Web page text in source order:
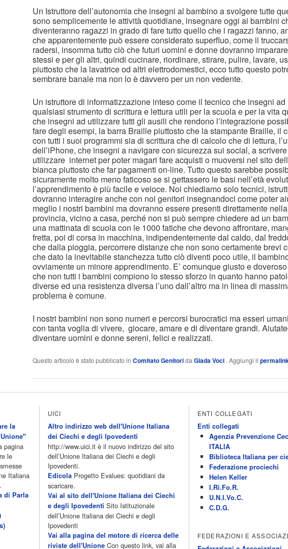
Un Istruttore dell’autonomia che insegni al bambino a svolgere tutte
sono semplicemente le attività quotidiane, insegnare oggi ai bambini
diventeranno ragazzi in grado di fare tutto quello che i ragazzi fanno,
che apparentemente può essere considerato superfluo, come il
radersi, insomma tutto ciò che futuri uomini e donne dovranno
stessi e per gli altri, quindi cucinare, riordinare, stirare, pulire, lavare,
piuttosto che la lavatrice od altri elettrodomestici, ecco tutto questo
sembrare banale ma non lo è davvero per un non vedente.
Un istruttore di informatizzazione inteso come il tecnico che insegni ad
qualsiasi strumento di scrittura e lettura utili per la scuola e per la vita
che insegni ad utilizzare tutti gli ausili che rendono l’integrazione
fare degli esempi, la barra Braille piuttosto che la stampante Braille, il
con tutti i suoi programmi sia di scrittura che di calcolo che di lettura,
dell’iPhone, che insegni a navigare con sicurezza sui social, a
utilizzare internet per poter magari fare acquisti o muoversi nel sito
bianca piuttosto che far pagamenti on-line. Tutto questo sarebbe
sicuramente molto meno faticoso se si gettassero le basi nell’età
l’apprendimento è più facile e veloce. Noi chiediamo solo tecnici,
dovranno interagire anche con noi genitori insegnandoci come poter
meglio i nostri bambini ma dovranno essere presenti direttamente
provincia, vicino a casa, perché non si può sempre chiedere ad un
una mattinata di scuola con le 1000 fatiche che devono affrontare,
fretta, poi di corsa in macchina, indipendentemente dal caldo, dal
che dalla pioggia, percorrere distanze che non sono certamente brevi
che dato la inevitabile stanchezza tutto ciò diventi poco utile, il
ovviamente un minore apprendimento. E’ comunque giusto e
che non tutti i bambini compiono lo stesso sforzo in quanto hanno
diverse ed una resistenza diversa l’uno dall’altro ma in linea di
problema è comune.
I nostri bambini non sono numeri e percorsi burocratici ma esseri
con tanta voglia di vivere, giocare, amare e di diventare grandi.
diventare uomini e donne sereni, felici e realizzati.
Questo articolo è stato pubblicato in Comitato Genitorida Giada Voci . Aggiungi il
la
pagina
le
Italiana
di Parla
UICI
Altro indirizzo web dell'Unione Italiana
dei Ciechi e degli Ipovedenti
http://www.uici.it è il nuovo indirizzo del sito
dell’Unione Italiana dei Ciechi e degli
Ipovedenti.
Edicola Progetto Evalues: quotidiani da
scaricare.
Vai al sito dell'Unione Italiana dei Ciechi
e degli Ipovedenti Sito Istituzionale
dell’Unione Italiana dei Ciechi e degli
Ipovedenti
Vai alla pagina del motore di ricerca delle
riviste dell'Unione Con questo link, vai alla
ENTI COLLEGATI
Enti collegati
Agenzia Prevenzione
ITALIA
Biblioteca Italiana per
Federazione prociechi
Helen Keller
I.Ri.Fo.R.
U.N.I.Vo.C.
C.D.G.
FEDERAZIONI E